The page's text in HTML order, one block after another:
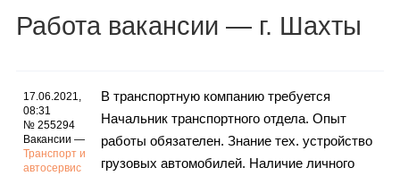
Инфо
Гороскоп
Работа вакансии — г. Шахты
17.06.2021,
08:31
№ 255294
Вакансии —
Транспорт и
автосервис
В транспортную компанию требуется
Начальник транспортного отдела. Опыт
работы обязателен. Знание тех. устройство
грузовых автомобилей. Наличие личного